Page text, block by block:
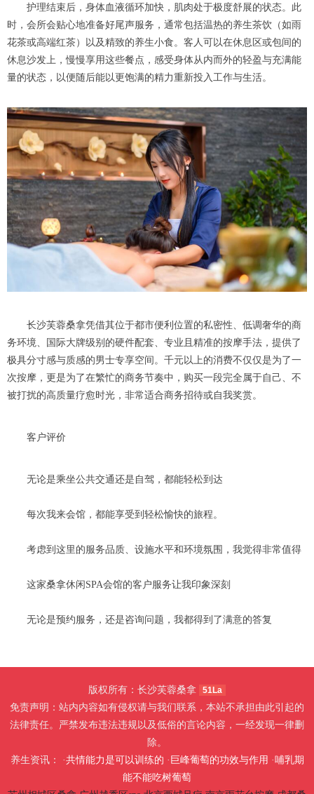
护理结束后，身体血液循环加快，肌肉处于极度舒展的状态。此
时，会所会贴心地准备好尾声服务，通常包括温热的养生茶饮（如雨
花茶或高端红茶）以及精致的养生小食。客人可以在休息区或包间的
休息沙发上，慢慢享用这些餐点，感受身体从内而外的轻盈与充满能
量的状态，以便随后能以更饱满的精力重新投入工作与生活。
长沙芙蓉桑拿凭借其位于都市便利位置的私密性、低调奢华的商
务环境、国际大牌级别的硬件配套、专业且精准的按摩手法，提供了
极具分寸感与质感的男士专享空间。千元以上的消费不仅仅是为了一
次按摩，更是为了在繁忙的商务节奏中，购买一段完全属于自己、不
被打扰的高质量疗愈时光，非常适合商务招待或自我奖赏。
客户评价
无论是乘坐公共交通还是自驾，都能轻松到达
每次我来会馆，都能享受到轻松愉快的旅程。
考虑到这里的服务品质、设施水平和环境氛围，我觉得非常值得
这家桑拿休闲SPA会馆的客户服务让我印象深刻
无论是预约服务，还是咨询问题，我都得到了满意的答复
版权所有：长沙芙蓉桑拿 51La
免责声明：站内内容如有侵权请与我们联系，本站不承担由此引起的
法律责任。严禁发布违法违规以及低俗的言论内容，一经发现一律删
除。
养生资讯： ·共情能力是可以训练的 · 巨峰葡萄的功效与作用 ·哺乳期
能不能吃树葡萄